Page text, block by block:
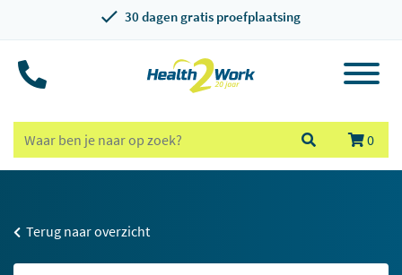
30 dagen gratis proefplaatsing
0
Terug naar overzicht